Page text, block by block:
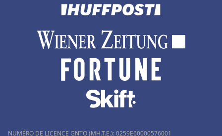
NUMÉRO DE LICENCE GNTO (MH.T.E.): 0259Ε60000576001